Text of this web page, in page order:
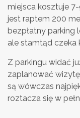
miejsca kosztuje
jest raptem 200
bezpłatny parking
ale stamtąd czeka
Z parkingu widać
zaplanować
są wówczas
roztacza się w